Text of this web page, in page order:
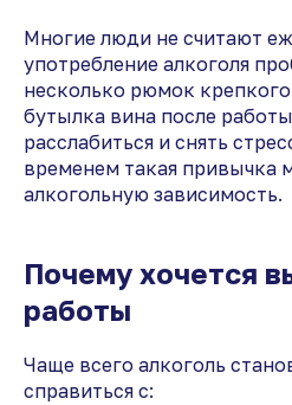
Многие люди не считают
употребление алкоголя
несколько рюмок
бутылка вина после
расслабиться и снять
временем такая привычка
алкогольную зависимость.
Почему хочется
работы
Чаще всего алкоголь
справиться с: